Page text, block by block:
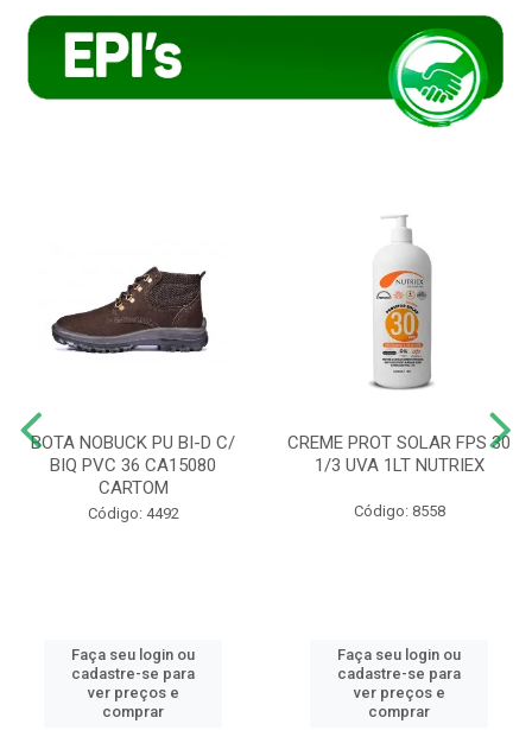
BOTA NOBUCK PU BI-D C/
BIQ PVC 36 CA15080
CARTOM
Código: 4492
Faça seu login ou
cadastre-se para
ver preços e
comprar
CREME PROT SOLAR FPS 30
1/3 UVA 1LT NUTRIEX
Código: 8558
Faça seu login ou
cadastre-se para
ver preços e
comprar